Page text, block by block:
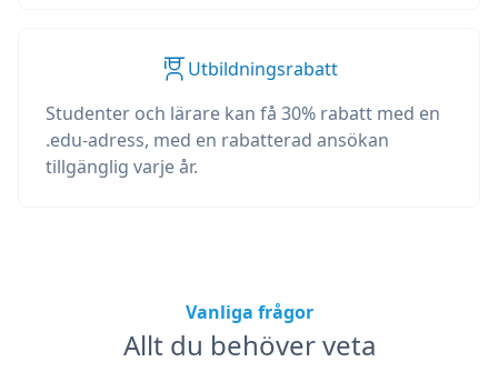
Utbildningsrabatt
Studenter och lärare kan få 30% rabatt med en
.edu-adress, med en rabatterad ansökan
tillgänglig varje år.
Vanliga frågor
Allt du behöver veta